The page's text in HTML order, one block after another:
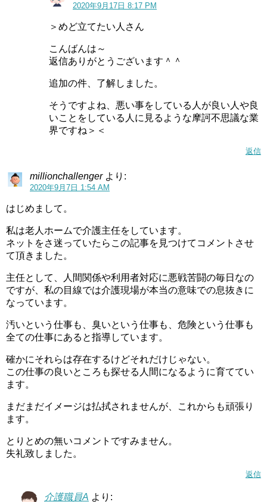
2020年9月17日 8:17 PM
＞めど立てたい人さん
こんばんは～
返信ありがとうございます＾＾
追加の件、了解しました。
そうですよね、悪い事をしている人が良い人や良
いことをしている人に見るような摩訶不思議な業
界ですね＞＜
返信
millionchallenger より:
2020年9月7日 1:54 AM
はじめまして。
私は老人ホームで介護主任をしています。
ネットをさ迷っていたらこの記事を見つけてコメントさせ
て頂きました。
主任として、人間関係や利用者対応に悪戦苦闘の毎日なの
ですが、私の目線では介護現場が本当の意味での息抜きに
なっています。
汚いという仕事も、臭いという仕事も、危険という仕事も
全ての仕事にあると指導しています。
確かにそれらは存在するけどそれだけじゃない。
この仕事の良いところも探せる人間になるように育ててい
ます。
まだまだイメージは払拭されませんが、これからも頑張り
ます。
とりとめの無いコメントですみません。
失礼致しました。
返信
介護職員A より: